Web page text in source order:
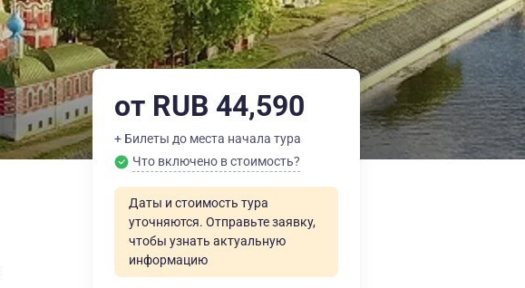
от RUB 44,590
+ Билеты до места начала тура
Что включено в стоимость?
Даты и стоимость тура
уточняются. Отправьте заявку,
чтобы узнать актуальную
информацию